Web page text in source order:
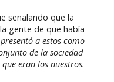
señalando que la
gente de que había
a estos como
de la sociedad
eran los nuestros.